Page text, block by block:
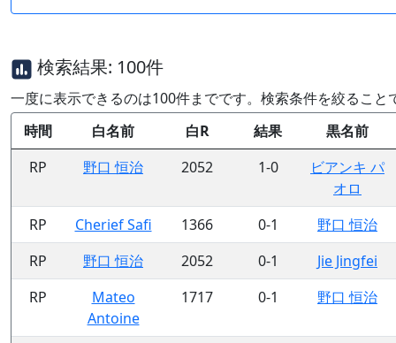
検索結果: 100件
一度に表示できるのは100件までです。検索条件を絞ること
時間
白名前 白R 結果
黒名前
RP
野口 恒治 2052 1-0
ビアンキ パ
オロ
RP
Cherief Safi 1366 0-1
野口 恒治
RP
野口 恒治 2052 0-1
Jie Jingfei
RP
Mateo
Antoine
1717 0-1 野口 恒治